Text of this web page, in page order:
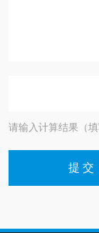
请输入计算结果（